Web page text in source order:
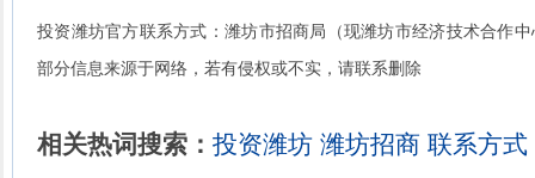
投资潍坊官方联系方式：潍坊市招商局（现潍坊市经济技术合作
部分信息来源于网络，若有侵权或不实，请联系删除
相关热词搜索： 投资潍坊 潍坊招商 联系方式